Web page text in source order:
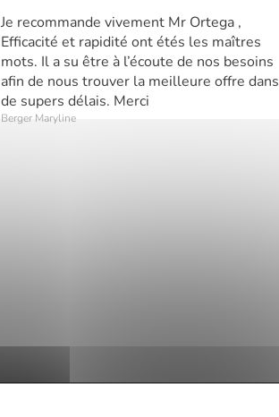
Je recommande vivement Mr Ortega ,
Efficacité et rapidité ont étés les maîtres
mots. Il a su être à l’écoute de nos besoins
afin de nous trouver la meilleure offre dans
de supers délais. Merci
Berger Maryline